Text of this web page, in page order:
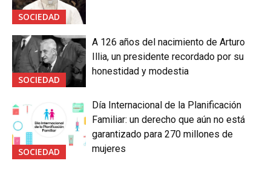
SOCIEDAD
SOCIEDAD
A 126 años del nacimiento de Arturo
Illia, un presidente recordado por su
honestidad y modestia
SOCIEDAD
Día Internacional de la Planificación
Familiar: un derecho que aún no está
garantizado para 270 millones de
mujeres